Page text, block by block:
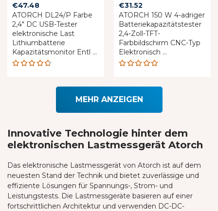
€47.48
ATORCH DL24/P Farbe
2,4" DC USB-Tester
elektronische Last
Lithiumbatterie
Kapazitätsmonitor Entl ...
€31.52
ATORCH 150 W 4-adriger
Batteriekapazitätstester
2,4-Zoll-TFT-
Farbbildschirm CNC-Typ
Elektronisch ...
4.93out
MEHR ANZEIGEN
Innovative Technologie hinter dem
elektronischen Lastmessgerät Atorch
Das elektronische Lastmessgerät von Atorch ist auf dem
neuesten Stand der Technik und bietet zuverlässige und
effiziente Lösungen für Spannungs-, Strom- und
Leistungstests. Die Lastmessgeräte basieren auf einer
fortschrittlichen Architektur und verwenden DC-DC-